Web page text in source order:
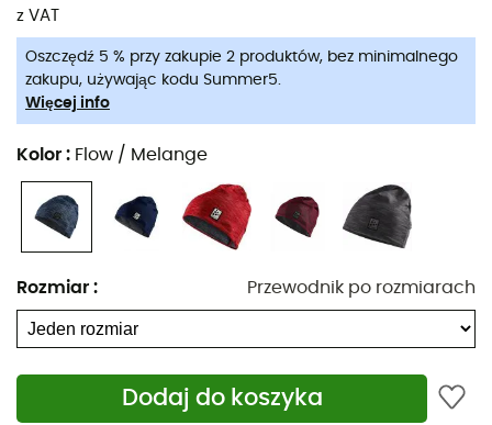
z VAT
Oszczędź 5 % przy zakupie 2 produktów, bez minimalnego
zakupu, używając kodu Summer5.
Więcej info
Kolor : Flow / Melange
Rozmiar : Przewodnik po rozmiarach
Dodaj do koszyka
Microfleece Ponytailtoczapkazaprojektowana przez
markęCraft . Ta miękka i elastyczna
czapka Craft
będzie idealna na zimowe biegi nad jeziorem Annecy
lub poranne wypady na narty biegowe. Jej bardzo
dopasowany krój zapewnia stabilność i zapobiega
zapewnia optymalny komfort i realne zwiększenie ciepła.
Dodatkowy atut:Microfleece Ponytail
posiada otwór z